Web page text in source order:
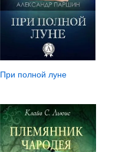
При полной луне